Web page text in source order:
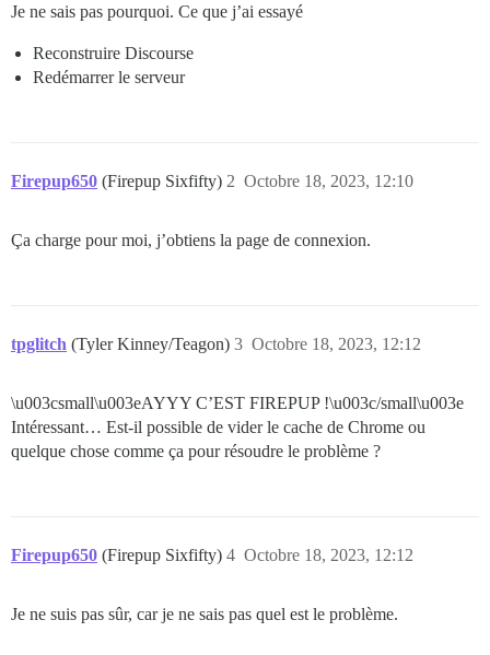
Je ne sais pas pourquoi. Ce que j’ai essayé
Reconstruire Discourse
Redémarrer le serveur
Firepup650 (Firepup Sixfifty) Octobre 18, 2023, 12:10
2
Ça charge pour moi, j’obtiens la page de connexion.
tpglitch (Tyler Kinney/Teagon) Octobre 18, 2023, 12:12
3
\u003csmall\u003eAYYY C’EST FIREPUP !\u003c/small\u003e
Intéressant… Est-il possible de vider le cache de Chrome ou
quelque chose comme ça pour résoudre le problème ?
Firepup650 (Firepup Sixfifty) Octobre 18, 2023, 12:12
4
Je ne suis pas sûr, car je ne sais pas quel est le problème.